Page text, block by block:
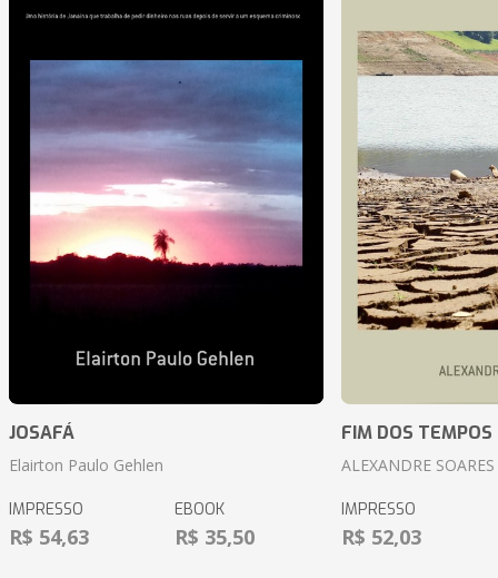
JOSAFÁ
Elairton Paulo Gehlen
IMPRESSO
R$ 54,63
EBOOK
R$ 35,50
FIM DOS TEMPOS
ALEXANDRE SOARES
IMPRESSO
R$ 52,03